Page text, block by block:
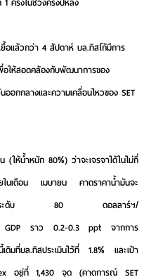
อแล้วกว่า 4 สัปดาห์ บล.ทิสโก้มีการ
อให้สอดคล้องกับพัฒนาการของ
อกกลางและความเคลื่อนไหวของ SET
(ให้น้ำหนัก 80%) ว่าจะเจรจาได้ในไม่กี่
ในเดือน เมษายน คาดราคาน้ำมันจะ
ลงสู่ระดับ 80 ดอลลาร์ฯ/
GDP ราว 0.2-0.3 ppt จากการ
ดิมที่บล.ทิสประเมินไว้ที่ 1.8% และเป้า
อยู่ที่ 1,430 จุด (คาดการณ์ SET